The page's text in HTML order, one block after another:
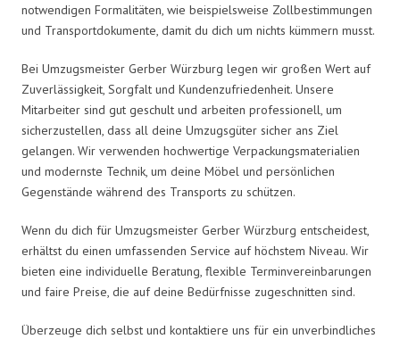
notwendigen Formalitäten, wie beispielsweise Zollbestimmungen
und Transportdokumente, damit du dich um nichts kümmern musst.
Bei Umzugsmeister Gerber Würzburg legen wir großen Wert auf
Zuverlässigkeit, Sorgfalt und Kundenzufriedenheit. Unsere
Mitarbeiter sind gut geschult und arbeiten professionell, um
sicherzustellen, dass all deine Umzugsgüter sicher ans Ziel
gelangen. Wir verwenden hochwertige Verpackungsmaterialien
und modernste Technik, um deine Möbel und persönlichen
Gegenstände während des Transports zu schützen.
Wenn du dich für Umzugsmeister Gerber Würzburg entscheidest,
erhältst du einen umfassenden Service auf höchstem Niveau. Wir
bieten eine individuelle Beratung, flexible Terminvereinbarungen
und faire Preise, die auf deine Bedürfnisse zugeschnitten sind.
Überzeuge dich selbst und kontaktiere uns für ein unverbindliches